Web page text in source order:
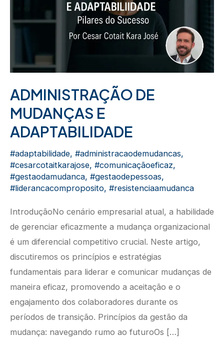
ADMINISTRAÇÃO DE
MUDANÇAS E
ADAPTABILIDADE
#adaptabilidade, #administracaodemudancas,
#cesarcotaitkarajose, #comunicaçãoeficaz,
#gestaodamudanca, #gestaodepessoas,
#liderancacomproposito, #resistenciaamudanca
IntroduçãoNo cenário empresarial atual, a habilidade
de gerenciar eficazmente a mudança organizacional
é um diferencial competitivo crucial. Neste artigo,
discutiremos os princípios e estratégias
fundamentais para liderar e comunicar mudanças de
maneira eficaz, promovendo a aceitação e o
engajamento dos colaboradores durante os
períodos de transição. Princípios da gestão da
mudança: navegando rumo ao futuroOs […]